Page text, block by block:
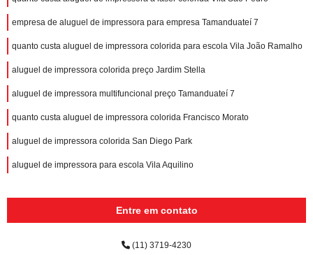
empresa de aluguel de impressora para empresa Tamanduateí 7
quanto custa aluguel de impressora colorida para escola Vila João Ramalho
aluguel de impressora colorida preço Jardim Stella
aluguel de impressora multifuncional preço Tamanduateí 7
quanto custa aluguel de impressora colorida Francisco Morato
aluguel de impressora colorida San Diego Park
aluguel de impressora para escola Vila Aquilino
Entre em contato
(11) 3719-4230